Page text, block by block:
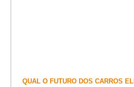
QUAL O FUTURO DOS CARROS